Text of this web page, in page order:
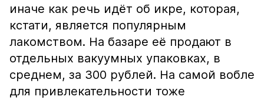
иначе как речь идёт об икре, которая,
кстати, является популярным
лакомством. На базаре её продают в
отдельных вакуумных упаковках, в
среднем, за 300 рублей. На самой вобле
для привлекательности тоже